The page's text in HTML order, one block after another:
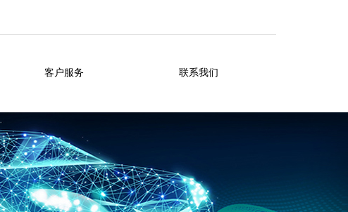
客户服务 联系我们